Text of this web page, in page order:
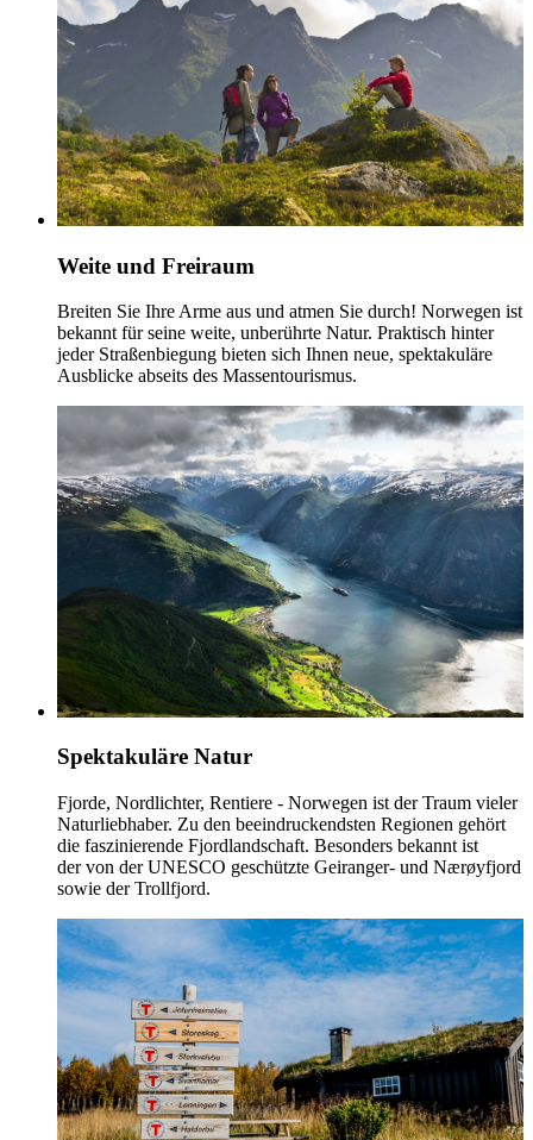
Weite und Freiraum
Breiten Sie Ihre Arme aus und atmen Sie durch! Norwegen ist
bekannt für seine weite, unberührte Natur. Praktisch hinter
jeder Straßenbiegung bieten sich Ihnen neue, spektakuläre
Ausblicke abseits des Massentourismus.
Spektakuläre Natur
Fjorde, Nordlichter, Rentiere - Norwegen ist der Traum vieler
Naturliebhaber. Zu den beeindruckendsten Regionen gehört
die faszinierende Fjordlandschaft. Besonders bekannt ist
der von der UNESCO geschützte Geiranger- und Nærøyfjord
sowie der Trollfjord.